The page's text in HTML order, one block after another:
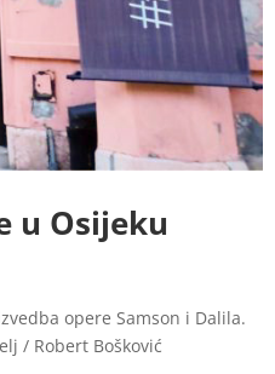
u Osijeku
opere Samson i Dalila.
/ Robert Bošković